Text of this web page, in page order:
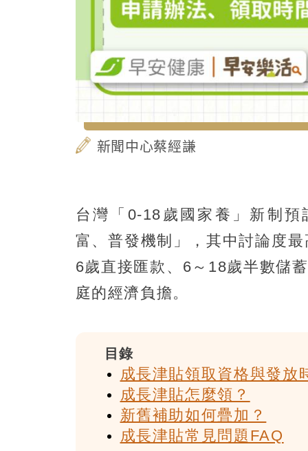
新聞中心蔡經謙
台灣「0-18歲國家養」新制
富、普發機制」，其中討論度
6歲直接匯款、6～18歲半數儲
庭的經濟負擔。
目錄
成長津貼領取資格與發放
成長津貼怎麼領？
新舊補助如何疊加？
成長津貼常見問題FAQ